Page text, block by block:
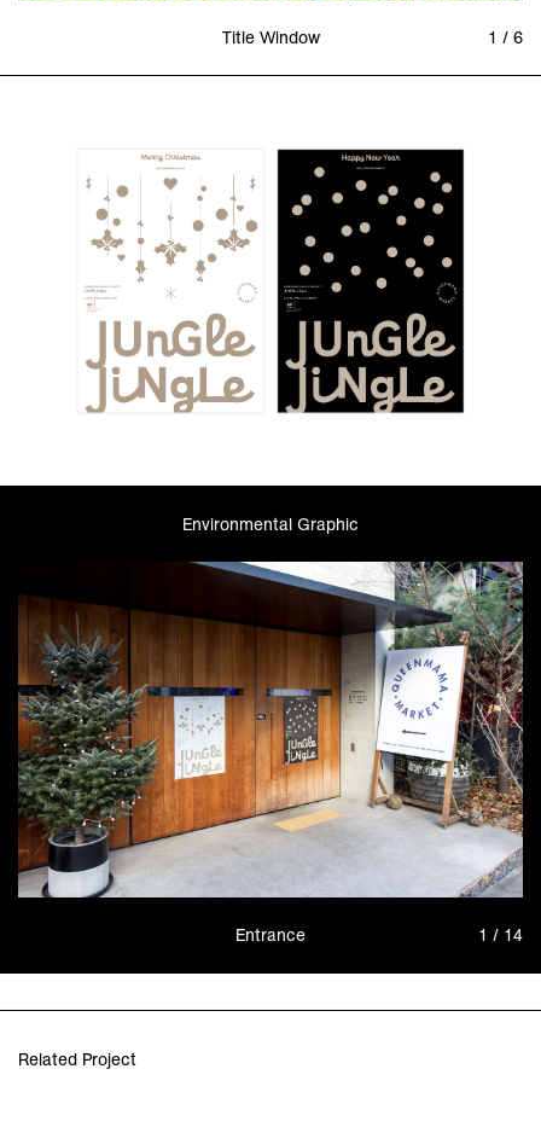
Title Window 1 / 6
Environmental Graphic
Entrance 1 / 14
Related Project